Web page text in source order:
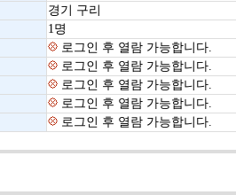
경기 구리
1명
로그인 후 열람 가능합니다.
로그인 후 열람 가능합니다.
로그인 후 열람 가능합니다.
로그인 후 열람 가능합니다.
로그인 후 열람 가능합니다.